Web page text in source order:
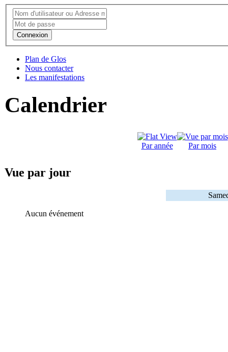
Connexion
Plan de Glos
Nous contacter
Les manifestations
Calendrier
Par année Par mois
Vue par jour
Aucun événement